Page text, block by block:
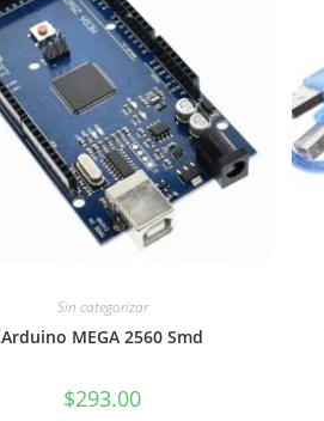
Sin categorizar
Arduino MEGA 2560 Smd
$293.00